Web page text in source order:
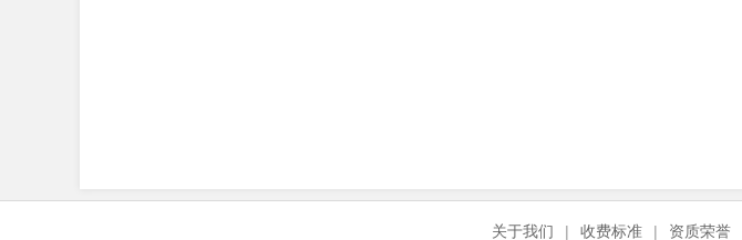
关于我们 | 收费标准 | 资质荣誉